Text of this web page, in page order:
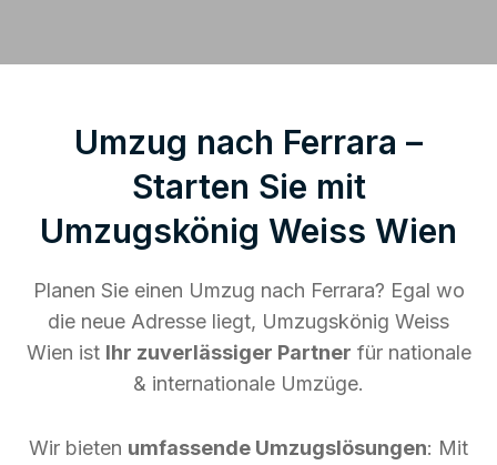
Umzug nach Ferrara –
Starten Sie mit
Umzugskönig Weiss Wien
Planen Sie einen Umzug nach Ferrara? Egal wo
die neue Adresse liegt, Umzugskönig Weiss
Wien ist Ihr zuverlässiger Partner für nationale
& internationale Umzüge.
Wir bieten umfassende Umzugslösungen: Mit